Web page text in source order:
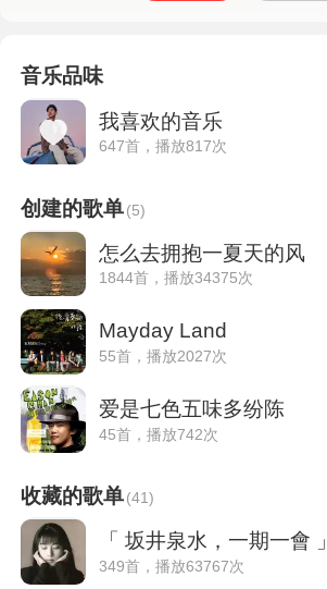
音乐品味
我喜欢的音乐
647首，播放817次
创建的歌单(5)
怎么去拥抱一夏天的风
1844首，播放34375次
Mayday Land
55首，播放2027次
爱是七色五味多纷陈
45首，播放742次
收藏的歌单(41)
「 坂井泉水，一期一會 」
349首，播放63767次